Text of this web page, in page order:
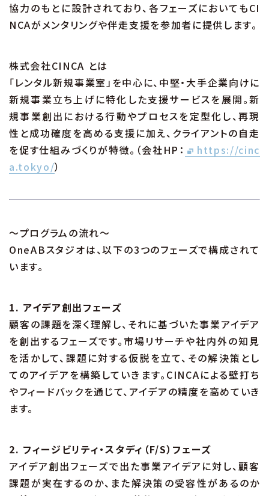
協力のもとに設計されており、各フェーズにおいてもCI
NCAがメンタリングや伴走支援を参加者に提供します。
株式会社CINCA とは
「レンタル新規事業室」を中心に、中堅・大手企業向けに
新規事業立ち上げに特化した支援サービスを展開。新
規事業創出における行動やプロセスを定型化し、再現
性と成功確度を高める支援に加え、クライアントの自走
を促す仕組みづくりが特徴。（会社HP：
https://cinc
a.tokyo/）
～プログラムの流れ～
OneABスタジオは、以下の3つのフェーズで構成されて
います。
1. アイデア創出フェーズ
顧客の課題を深く理解し、それに基づいた事業アイデア
を創出するフェーズです。市場リサーチや社内外の知見
を活かして、課題に対する仮説を立て、その解決策とし
てのアイデアを構築していきます。CINCAによる壁打ち
やフィードバックを通じて、アイデアの精度を高めていき
ます。
2. フィージビリティ・スタディ（F/S）フェーズ
アイデア創出フェーズで出た事業アイデアに対し、顧客
課題が実在するのか、また解決策の受容性があるのか